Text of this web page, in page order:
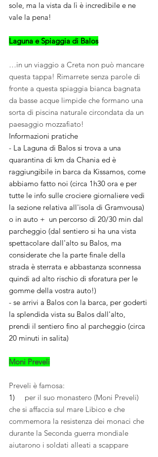
sole, ma la vista da lì è incredibile e ne
vale la pena!
Laguna e Spiaggia di Balos
…in un viaggio a Creta non può mancare
questa tappa! Rimarrete senza parole di
fronte a questa spiaggia bianca bagnata
da basse acque limpide che formano una
sorta di piscina naturale circondata da un
paesaggio mozzafiato!
Informazioni pratiche
- La Laguna di Balos si trova a una
quarantina di km da Chania ed è
raggiungibile in barca da Kissamos, come
abbiamo fatto noi (circa 1h30 ora e per
tutte le info sulle crociere giornaliere vedi
la sezione relativa all'isola di Gramvousa)
o in auto +  un percorso di 20/30 min dal
parcheggio (dal sentiero si ha una vista
spettacolare dall'alto su Balos, ma
considerate che la parte finale della
strada è sterrata e abbastanza sconnessa
quindi ad alto rischio di sforatura per le
gomme della vostra auto!)
- se arrivi a Balos con la barca, per goderti
la splendida vista su Balos dall'alto,
prendi il sentiero fino al parcheggio (circa
20 minuti in salita)
Moni Preveli
Preveli è famosa:
1) per il suo monastero (Moni Preveli)
che si affaccia sul mare Libico e che
commemora la resistenza dei monaci che
durante la Seconda guerra mondiale
aiutarono i soldati alleati a scappare